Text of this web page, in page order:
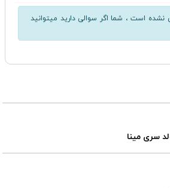
است ، شما اگر سوالی دارید میتوانید
سری مینا